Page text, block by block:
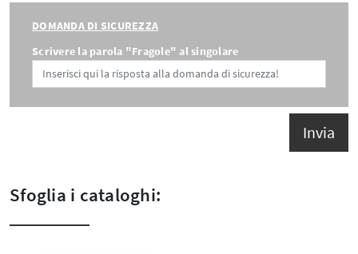
DOMANDA DI SICUREZZA
Scrivere la parola "Fragole" al singolare
Invia
Sfoglia i cataloghi: